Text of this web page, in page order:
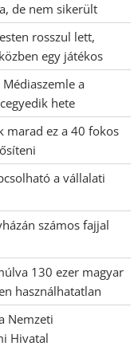
de nem sikerült
rosszul lett,
egy játékos
a
hete
marad ez a 40 fokos
a vállalati
számos fajjal
130 ezer magyar
használhatatlan
Nemzeti
Hivatal